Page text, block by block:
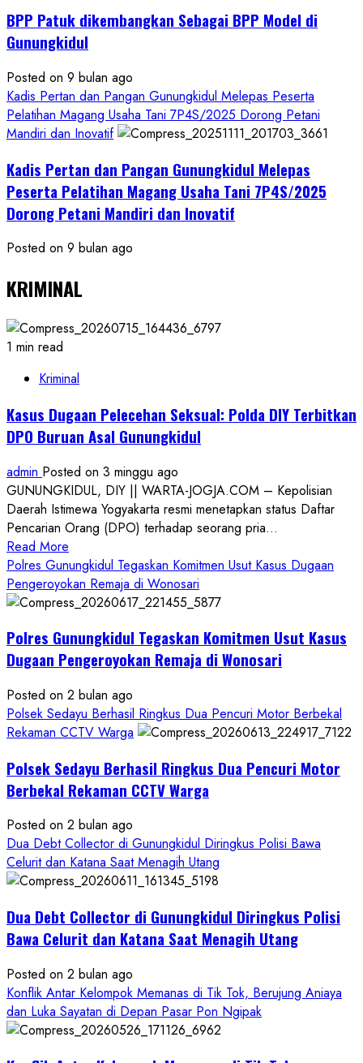
BPP Patuk dikembangkan Sebagai BPP Model di
Gunungkidul
Posted on 9 bulan ago
Kadis Pertan dan Pangan Gunungkidul Melepas Peserta
Pelatihan Magang Usaha Tani 7P4S/2025 Dorong Petani
Mandiri dan Inovatif
Kadis Pertan dan Pangan Gunungkidul Melepas
Peserta Pelatihan Magang Usaha Tani 7P4S/2025
Dorong Petani Mandiri dan Inovatif
Posted on 9 bulan ago
KRIMINAL
1 min read
Kriminal
Kasus Dugaan Pelecehan Seksual: Polda DIY Terbitkan
DPO Buruan Asal Gunungkidul
admin Posted on 3 minggu ago
GUNUNGKIDUL, DIY || WARTA-JOGJA.COM – Kepolisian
Daerah Istimewa Yogyakarta resmi menetapkan status Daftar
Pencarian Orang (DPO) terhadap seorang pria...
Read More
more
about
Kasus
Pelecehan
Seksual:
DIY
Terbitkan
DPO
Asal
Gunungkidul
Polres Gunungkidul Tegaskan Komitmen Usut Kasus Dugaan
Pengeroyokan Remaja di Wonosari
Polres Gunungkidul Tegaskan Komitmen Usut Kasus
Dugaan Pengeroyokan Remaja di Wonosari
Posted on 2 bulan ago
Polsek Sedayu Berhasil Ringkus Dua Pencuri Motor Berbekal
Rekaman CCTV Warga
Polsek Sedayu Berhasil Ringkus Dua Pencuri Motor
Berbekal Rekaman CCTV Warga
Posted on 2 bulan ago
Dua Debt Collector di Gunungkidul Diringkus Polisi Bawa
Celurit dan Katana Saat Menagih Utang
Dua Debt Collector di Gunungkidul Diringkus Polisi
Bawa Celurit dan Katana Saat Menagih Utang
Posted on 2 bulan ago
Konflik Antar Kelompok Memanas di Tik Tok, Berujung Aniaya
dan Luka Sayatan di Depan Pasar Pon Ngipak